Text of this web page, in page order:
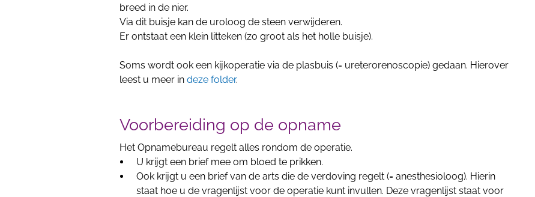
breed in de nier.
Via dit buisje kan de uroloog de steen verwijderen.
Er ontstaat een klein litteken (zo groot als het holle buisje).
Soms wordt ook een kijkoperatie via de plasbuis (= ureterorenoscopie) gedaan. Hierover
leest u meer indeze folder.
Voorbereiding op de opname
Het Opnamebureau regelt alles rondom de operatie.
U krijgt een brief mee om bloed te prikken.
Ook krijgt u een brief van de arts die de verdoving regelt (= anesthesioloog). Hierin
staat hoe u de vragenlijst voor de operatie kunt invullen. Deze vragenlijst staat voor